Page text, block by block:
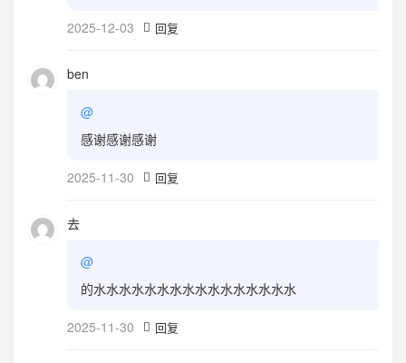
2025-12-03 回复
ben
@
感谢感谢感谢
2025-11-30 回复
去
@
的水水水水水水水水水水水水水水水水
2025-11-30 回复